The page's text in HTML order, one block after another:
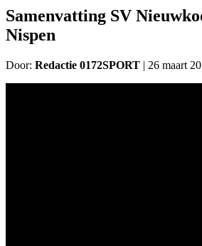
Samenvatting SV
Nispen
Door: Redactie 0172SPORT | 26 maart